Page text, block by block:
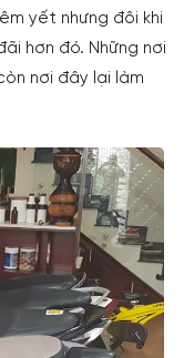
yết nhưng đôi khi
hơn đó. Những nơi
nơi đây lại làm